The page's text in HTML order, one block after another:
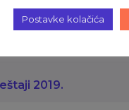
2019.
Postavke kolačića